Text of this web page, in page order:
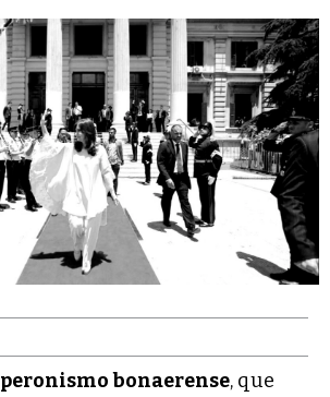
peronismo bonaerense, que